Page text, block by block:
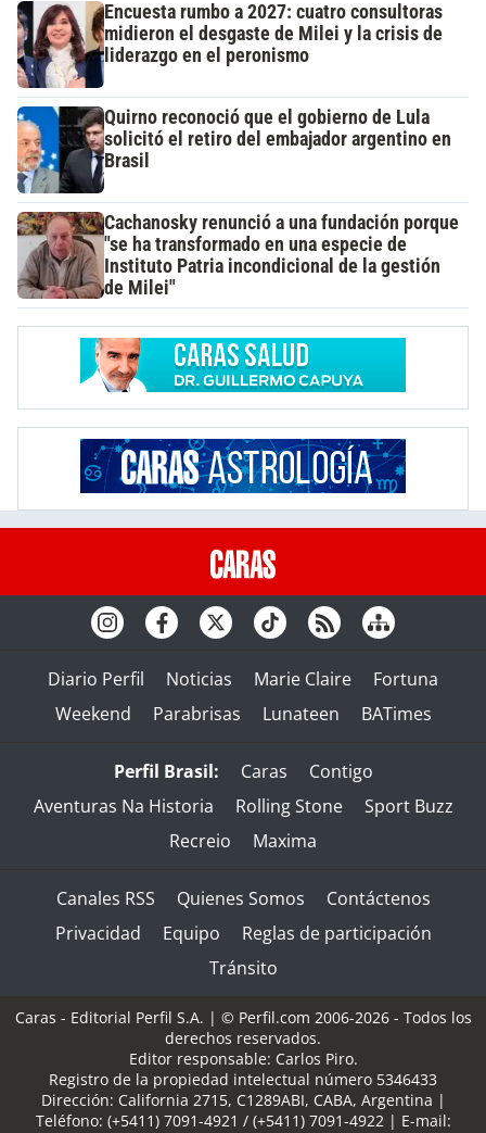
Encuesta rumbo a 2027: cuatro consultoras
midieron el desgaste de Milei y la crisis de
liderazgo en el peronismo
Quirno reconoció que el gobierno de Lula
solicitó el retiro del embajador argentino en
Brasil
Cachanosky renunció a una fundación porque
"se ha transformado en una especie de
Instituto Patria incondicional de la gestión
de Milei"
Diario Perfil Noticias Marie Claire
Fortuna
Weekend
Parabrisas Lunateen BATimes
Perfil Brasil: Caras
Contigo
Aventuras Na Historia
Rolling Stone
Sport Buzz
Recreio
Maxima
Canales RSS Quienes Somos
Contáctenos
Privacidad
Equipo
Reglas de participación
Tránsito
Caras - Editorial Perfil S.A. | © Perfil.com 2006-2026 - Todos los
derechos reservados.
Editor responsable: Carlos Piro.
Registro de la propiedad intelectual número 5346433
Dirección: California 2715, C1289ABI, CABA, Argentina |
Teléfono: (+5411) 7091-4921 / (+5411) 7091-4922| E-mail: